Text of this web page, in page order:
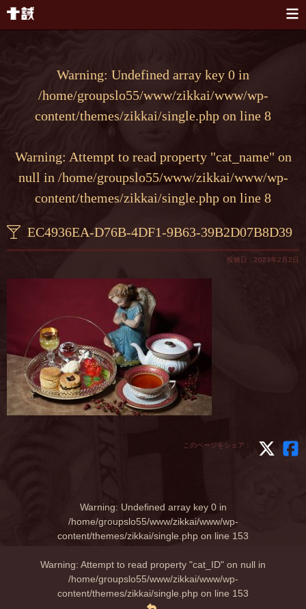
Warning: Undefined array key 0 in
/home/groupslo55/www/zikkai/www/wp-
content/themes/zikkai/single.php on line 8
Warning: Attempt to read property "cat_name" on
null in /home/groupslo55/www/zikkai/www/wp-
content/themes/zikkai/single.php on line 8
EC4936EA-D76B-4DF1-9B63-39B2D07B8D39
投稿日：2023年2月2日
このページをシェア：
Warning: Undefined array key 0 in
/home/groupslo55/www/zikkai/www/wp-
content/themes/zikkai/single.php on line 153
Warning: Attempt to read property "cat_ID" on null in
/home/groupslo55/www/zikkai/www/wp-
content/themes/zikkai/single.php on line 153